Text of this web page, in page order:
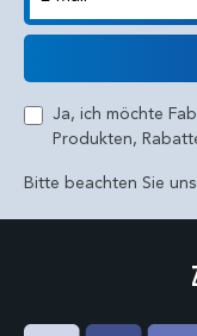
E-Mail
Ja, ich möchte
Produkten,
Bitte beachten Sie